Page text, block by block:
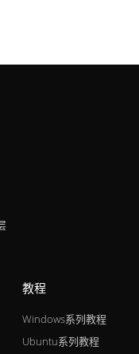
教程
Windows系列教程
Ubuntu系列教程